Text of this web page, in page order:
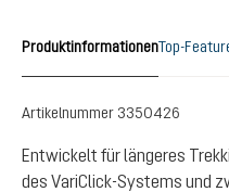
ProduktinformationenTop-
Artikelnummer 3350426
Entwickelt für längeres
des VariClick-Systems und